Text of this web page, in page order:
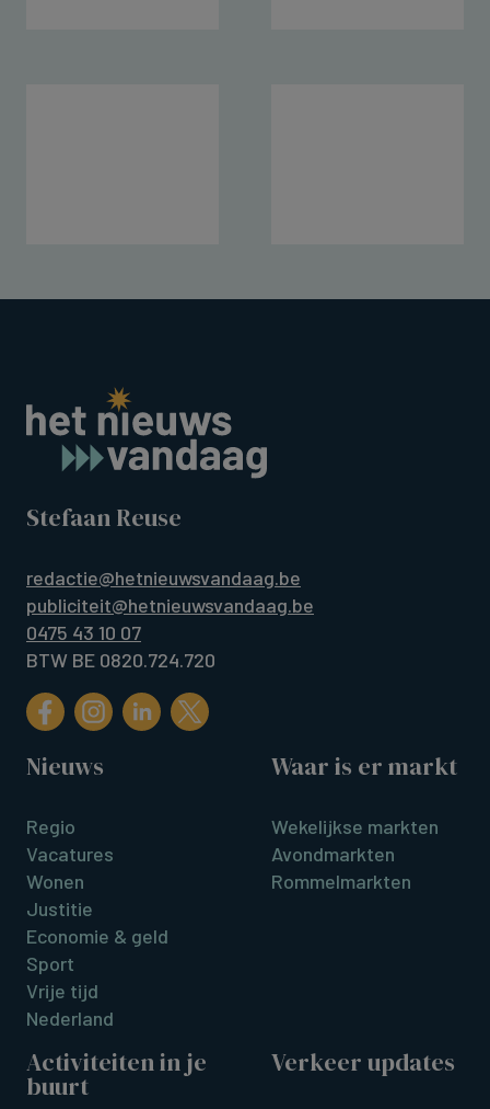
Stefaan Reuse
redactie@hetnieuwsvandaag.be
publiciteit@hetnieuwsvandaag.be
0475 43 10 07
BTW BE 0820.724.720
Nieuws
Regio
Vacatures
Wonen
Justitie
Economie & geld
Sport
Vrije tijd
Nederland
Waar is er markt
Wekelijkse markten
Avondmarkten
Rommelmarkten
Activiteiten in je
buurt
Verkeer updates